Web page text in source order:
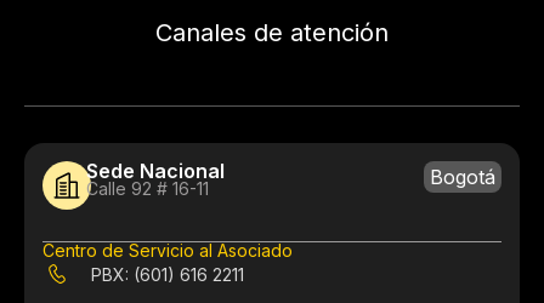
Canales de atención
Sede Nacional
Calle 92 # 16-11 Bogotá
Centro de Servicio al Asociado
PBX: (601) 616 2211